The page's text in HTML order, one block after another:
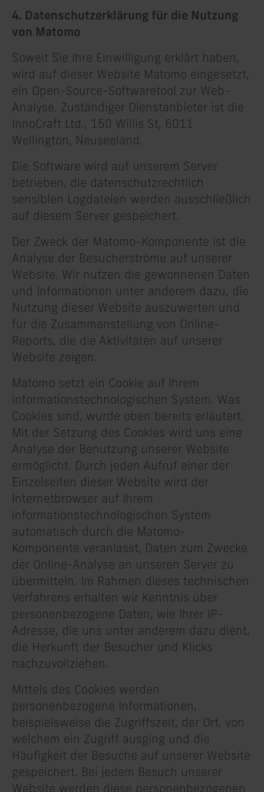
4. Datenschutzerklärung für die Nutzung
von Matomo
Soweit Sie Ihre Einwilligung erklärt haben,
wird auf dieser Website Matomo eingesetzt,
ein Open-Source-Softwaretool zur Web-
Analyse. Zuständiger Dienstanbieter ist die
InnoCraft Ltd., 150 Willis St, 6011
Wellington, Neuseeland.
Die Software wird auf unserem Server
betrieben, die datenschutzrechtlich
sensiblen Logdateien werden ausschließlich
auf diesem Server gespeichert.
Der Zweck der Matomo-Komponente ist die
Analyse der Besucherströme auf unserer
Website. Wir nutzen die gewonnenen Daten
und Informationen unter anderem dazu, die
Nutzung dieser Website auszuwerten und
für die Zusammenstellung von Online-
Reports, die die Aktivitäten auf unserer
Website zeigen.
Matomo setzt ein Cookie auf Ihrem
informationstechnologischen System. Was
Cookies sind, wurde oben bereits erläutert.
Mit der Setzung des Cookies wird uns eine
Analyse der Benutzung unserer Website
ermöglicht. Durch jeden Aufruf einer der
Einzelseiten dieser Website wird der
Internetbrowser auf Ihrem
informationstechnologischen System
automatisch durch die Matomo-
Komponente veranlasst, Daten zum Zwecke
der Online-Analyse an unseren Server zu
übermitteln. Im Rahmen dieses technischen
Verfahrens erhalten wir Kenntnis über
personenbezogene Daten, wie Ihrer IP-
Adresse, die uns unter anderem dazu dient,
die Herkunft der Besucher und Klicks
nachzuvollziehen.
Mittels des Cookies werden
personenbezogene Informationen,
beispielsweise die Zugriffszeit, der Ort, von
welchem ein Zugriff ausging und die
Häufigkeit der Besuche auf unserer Website
gespeichert. Bei jedem Besuch unserer
Website werden diese personenbezogenen